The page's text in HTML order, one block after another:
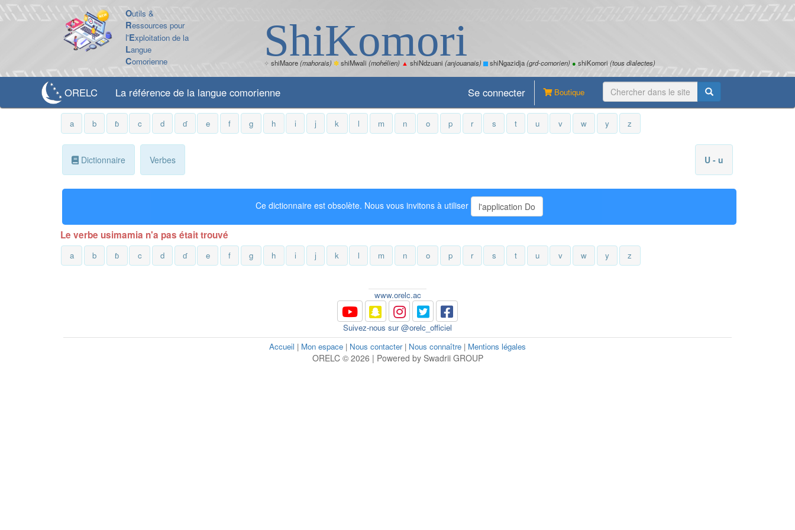
Outils &
Ressources pour
l'Exploitation de la
Langue
Comorienne ShiKomori
✧ shiMaore(mahorais) ✽shiMwali (mohélien) ▲ shiNdzuani (anjouanais) shiNgazidja(grd-comorien) ● shiKomori (tous dialectes)
ORELC La référence de la langue comorienne Boutique
Se connecter
a b ɓ c d ɗ e f g h i j k l m n o p r s t u v w y z
Dictionnaire Verbes U - u
Ce dictionnaire est obsolète. Nous vous invitons à utiliser l'application Do
Le verbe usimamia n'a pas était trouvé
a b ɓ c d ɗ e f g h i j k l m n o p r s t u v w y z
www.orelc.ac
Suivez-nous sur @orelc_officiel
Accueil | Mon espace | Nous contacter| Nous connaître | Mentions légales
ORELC © 2026 | Powered by Swadrii GROUP